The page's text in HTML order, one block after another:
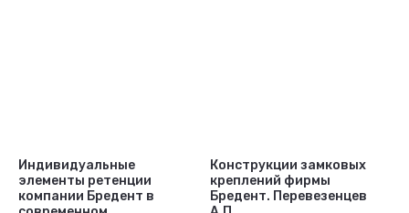
Индивидуальные
элементы ретенции
компании Бредент в
Конструкции замковых
креплений фирмы
Бредент. Перевезенцев